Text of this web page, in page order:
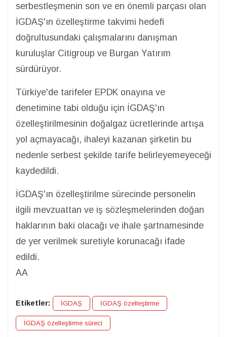
serbestleşmenin son ve en önemli parçası olan
İGDAŞ'ın özelleştirme takvimi hedefi
doğrultusundaki çalışmalarını danışman
kuruluşlar Citigroup ve Burgan Yatırım
sürdürüyor.
Türkiye'de tarifeler EPDK onayına ve
denetimine tabi olduğu için İGDAŞ'ın
özelleştirilmesinin doğalgaz ücretlerinde artışa
yol açmayacağı, ihaleyi kazanan şirketin bu
nedenle serbest şekilde tarife belirleyemeyeceği
kaydedildi.
İGDAŞ'ın özelleştirilme sürecinde personelin
ilgili mevzuattan ve iş sözleşmelerinden doğan
haklarının baki olacağı ve ihale şartnamesinde
de yer verilmek suretiyle korunacağı ifade
edildi.
AA
Etiketler: İGDAŞ İGDAŞ özelleştirme
İGDAŞ özelleştirme süreci